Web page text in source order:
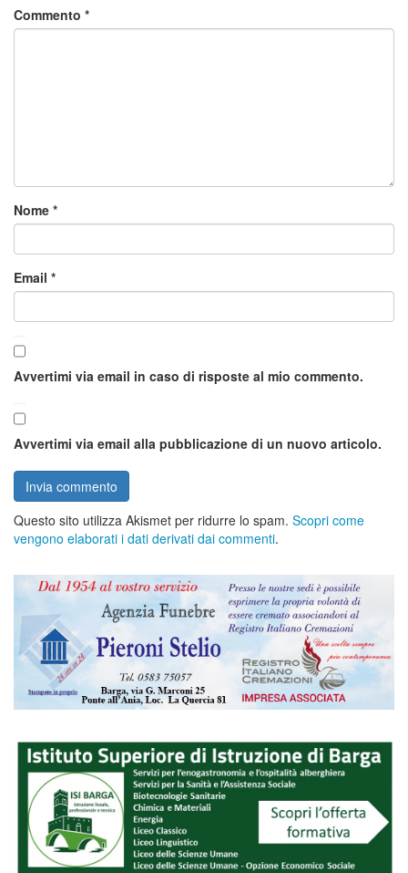
Commento *
Nome *
Email *
Avvertimi via email in caso di risposte al mio commento.
Avvertimi via email alla pubblicazione di un nuovo articolo.
Questo sito utilizza Akismet per ridurre lo spam. Scopri come
vengono elaborati i dati derivati dai commenti.